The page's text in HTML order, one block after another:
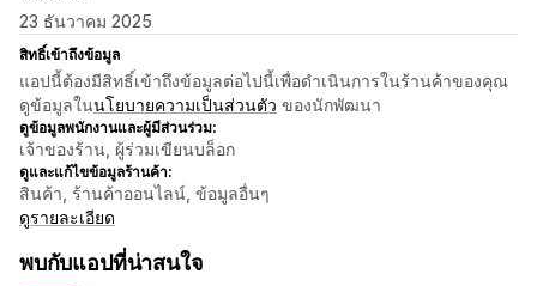
23 ธันวาคม 2025
สิทธิ์เข้าถึงข้อมูล
แอปนี้ต้องมีสิทธิ์เข้าถึงข้อมูลต่อไปนี้เพื่อดำเนินการในร้านค้าของคุณ
ดูข้อมูลในนโยบายความเป็นส่วนตัว ของนักพัฒนา
ดูข้อมูลพนักงานและผู้มีส่วนร่วม:
เจ้าของร้าน, ผู้ร่วมเขียนบล็อก
ดูและแก้ไขข้อมูลร้านค้า:
สินค้า, ร้านค้าออนไลน์, ข้อมูลอื่นๆ
ดูรายละเอียด
พบกับแอปที่น่าสนใจ